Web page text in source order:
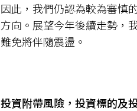
因此，我們仍認為較為審慎
方向。展望今年後續走勢，
難免將伴隨震盪。
投資附帶風險，投資標的及